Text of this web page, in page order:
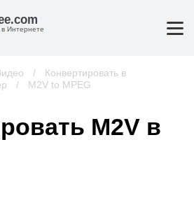
Интернете
/
Конвертировать в
/ M2V to MPEG
M2V в